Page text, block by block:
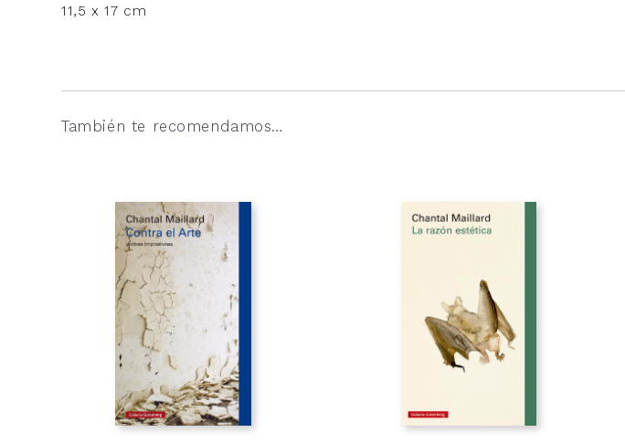
11,5 x 17 cm
También te recomendamos…